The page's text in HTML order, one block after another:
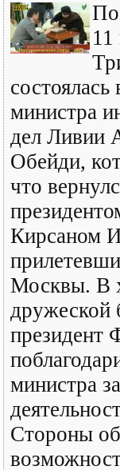
состоялась
министра
дел Ливии
Обейди,
что
Кирсаном
Москвы. В
дружеской
министра
Стороны